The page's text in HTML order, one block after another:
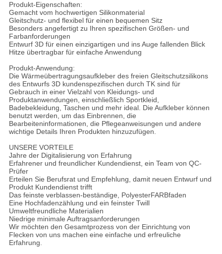
Produkt-Eigenschaften:
Gemacht vom hochwertigen Silikonmaterial
Gleitschutz- und flexibel für einen bequemen Sitz
Besonders angefertigt zu Ihren spezifischen Größen- und
Farbanforderungen
Entwurf 3D für einen einzigartigen und ins Auge fallenden Blick
Hitze übertragbar für einfache Anwendung
Produkt-Anwendung:
Die Wärmeübertragungsaufkleber des freien Gleitschutzsilikons
des Entwurfs 3D kundenspezifischen durch TK sind für
Gebrauch in einer Vielzahl von Kleidungs- und
Produktanwendungen, einschließlich Sportkleid,
Badebekleidung, Taschen und mehr ideal. Die Aufkleber können
benutzt werden, um das Einbrennen, die
Bearbeiteninformationen, die Pflegeanweisungen und andere
wichtige Details Ihren Produkten hinzuzufügen.
UNSERE VORTEILE
Jahre der Digitalisierung von Erfahrung
Erfahrener und freundlicher Kundendienst, ein Team von QC-
Prüfer
Erteilen Sie Berufsrat und Empfehlung, damit neuen Entwurf und
Produkt Kundendienst trifft
Das feinste verblassen-beständige, PolyesterFARBfaden
Eine Hochfadenzählung und ein feinster Twill
Umweltfreundliche Materialien
Niedrige minimale Auftragsanforderungen
Wir möchten den Gesamtprozess von der Einrichtung von
Flecken von uns machen eine einfache und erfreuliche
Erfahrung.